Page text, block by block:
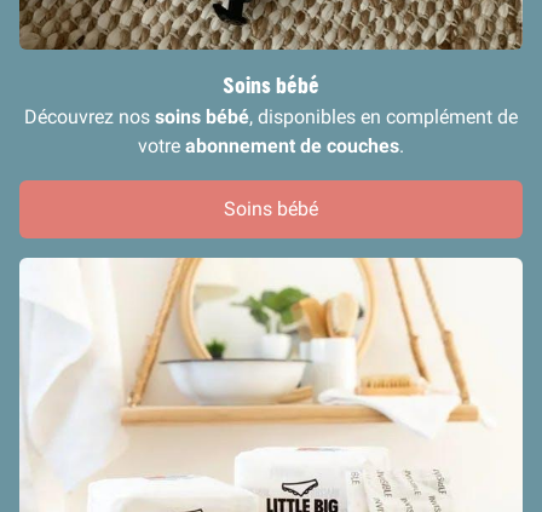
Soins bébé
Découvrez nos soins bébé, disponibles en complément de
votre abonnement de couches.
Soins bébé